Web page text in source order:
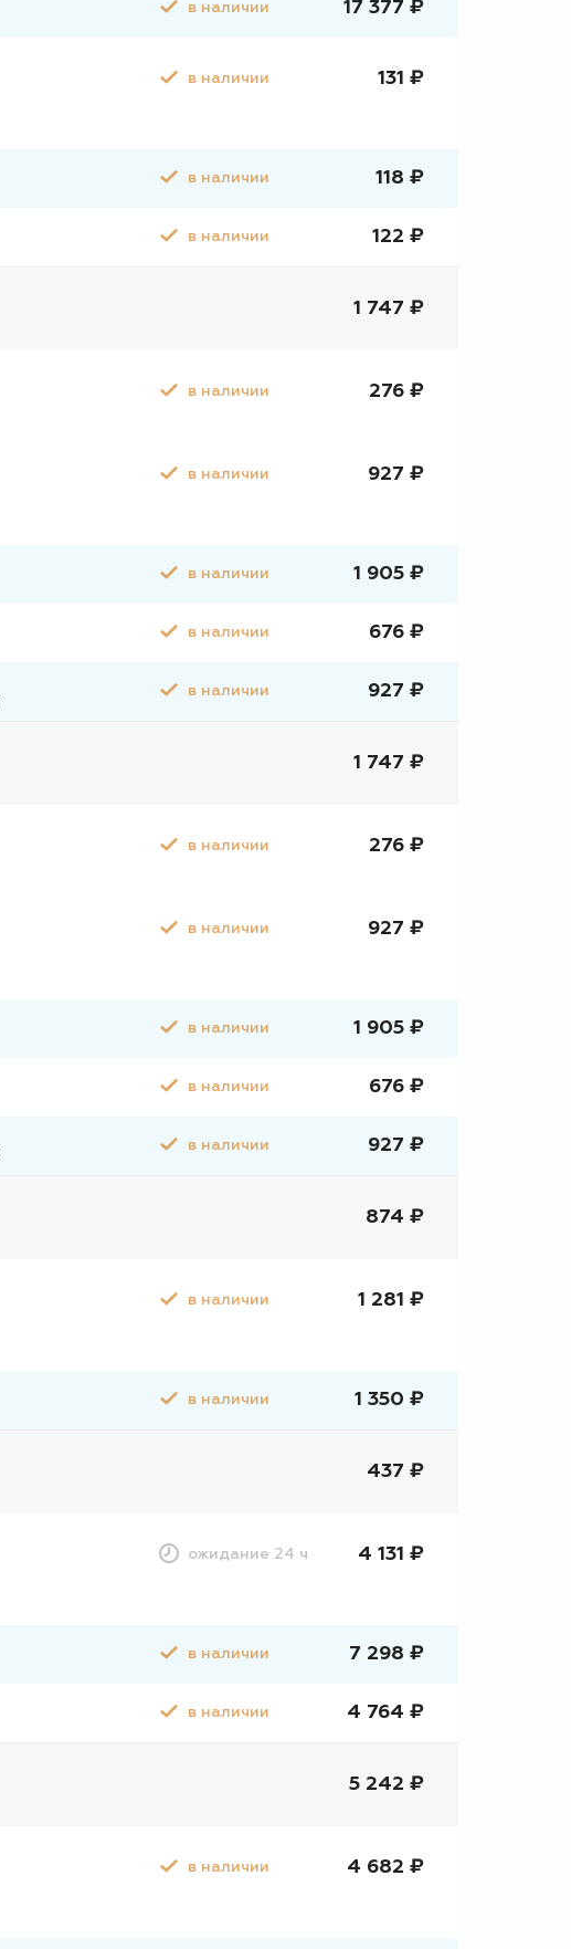
в наличии 17 377 ₽
в наличии 131 ₽
в наличии 118 ₽
в наличии 122 ₽
1 747 ₽
в наличии 276 ₽
в наличии 927 ₽
в наличии 1 905 ₽
в наличии 676 ₽
в наличии 927 ₽
1 747 ₽
в наличии 276 ₽
в наличии 927 ₽
в наличии 1 905 ₽
в наличии 676 ₽
в наличии 927 ₽
874 ₽
в наличии 1 281 ₽
в наличии 1 350 ₽
437 ₽
ожидание 24 ч 4 131 ₽
в наличии 7 298 ₽
в наличии 4 764 ₽
5 242 ₽
в наличии 4 682 ₽